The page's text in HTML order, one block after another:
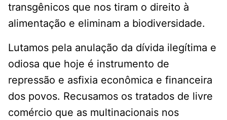
transgênicos que nos tiram o direito à
alimentação e eliminam a biodiversidade.
Lutamos pela anulação da dívida ilegítima e
odiosa que hoje é instrumento de
repressão e asfixia econômica e financeira
dos povos. Recusamos os tratados de livre
comércio que as multinacionais nos